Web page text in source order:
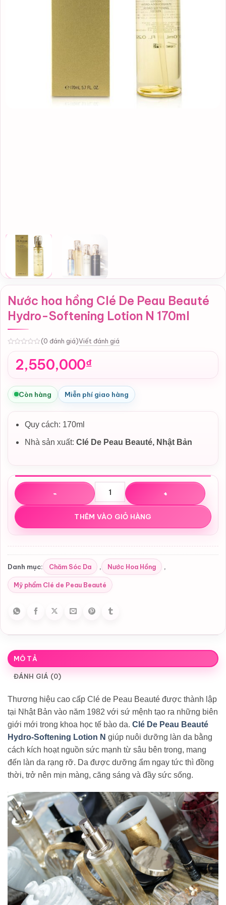
Nước hoa hồng Clé De Peau Beauté
Hydro-Softening Lotion N 170ml
(0 đánh giá)Viết đánh giá
2,550,000₫
Còn hàng Miễn phí giao hàng
Quy cách: 170ml
Nhà sản xuất: Clé De Peau Beauté, Nhật Bản
Nước hoa hồng Clé De Peau Beauté Hydro-Softening
THÊM VÀO GIỎ HÀNG
Danh mục: Chăm Sóc Da , Nước Hoa Hồng ,
Mỹ phẩm Clé de Peau Beauté
MÔ TẢ
ĐÁNH GIÁ (0)
Thương hiệu cao cấp Clé de Peau Beauté được thành lập
tại Nhật Bản vào năm 1982 với sứ mệnh tạo ra những biên
giới mới trong khoa học tế bào da. Clé De Peau Beauté
Hydro-Softening Lotion N giúp nuôi dưỡng làn da bằng
cách kích hoạt nguồn sức mạnh từ sâu bên trong, mang
đến làn da rạng rỡ. Da được dưỡng ẩm ngay tức thì đồng
thời, trở nên mịn màng, căng sáng và đầy sức sống.